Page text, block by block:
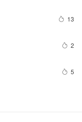
13
2
5